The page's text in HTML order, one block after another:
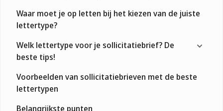
Waar moet je op letten bij het kiezen van de juiste
lettertype?
Welk lettertype voor je sollicitatiebrief? De
beste tips!
Voorbeelden van sollicitatiebrieven met de beste
lettertypen
Belangrijkste punten